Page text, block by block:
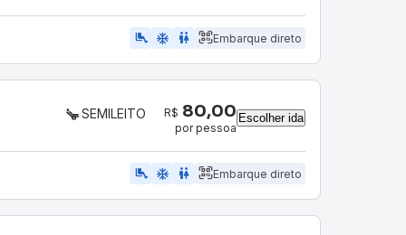
airline_seat_legroom_extra ac_unit WC Embarque direto
SEMILEITO R$ 80,00
por pessoa
Escolher ida
airline_seat_legroom_extra ac_unit WC Embarque direto